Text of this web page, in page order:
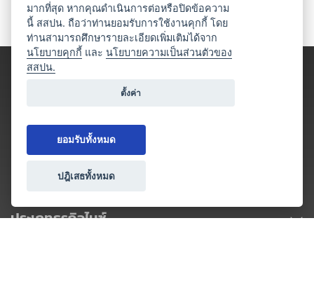
ประเภทธุรกิจไมซ์
มากที่สุด หากคุณดำเนินการต่อหรือปิดข้อความ
นี้ สสปน. ถือว่าท่านยอมรับการใช้งานคุกกี้ โดย
ท่านสามารถศึกษารายละเอียดเพิ่มเติมได้จาก
นโยบายคุกกี้ และนโยบายความเป็นส่วนตัวของ
สสปน.
ตั้งค่า
ยอมรับทั้งหมด
ปฎิเสธทั้งหมด